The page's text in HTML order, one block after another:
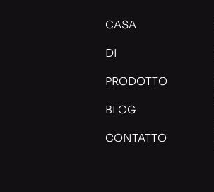
CASA
DI
PRODOTTO
BLOG
CONTATTO